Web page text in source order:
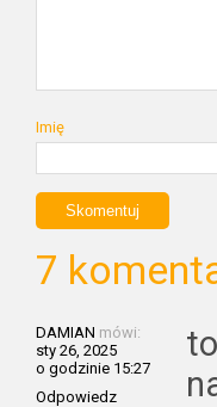
Imię
7
DAMIAN mówi:
sty 26, 2025
o godzinie 15:27
Odpowiedz